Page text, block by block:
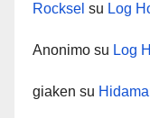
Rocksel su Log
Anonimo su Log
giaken su